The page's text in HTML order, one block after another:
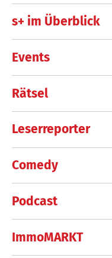
s+ im Überblick
Events
Rätsel
Leserreporter
Comedy
Podcast
ImmoMARKT